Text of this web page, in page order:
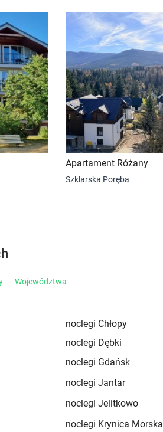
Apartament Różany
Szklarska Poręba
Województwa
noclegi Chłopy
noclegi Dębki
noclegi Gdańsk
noclegi Jantar
noclegi Jelitkowo
noclegi Krynica Morska